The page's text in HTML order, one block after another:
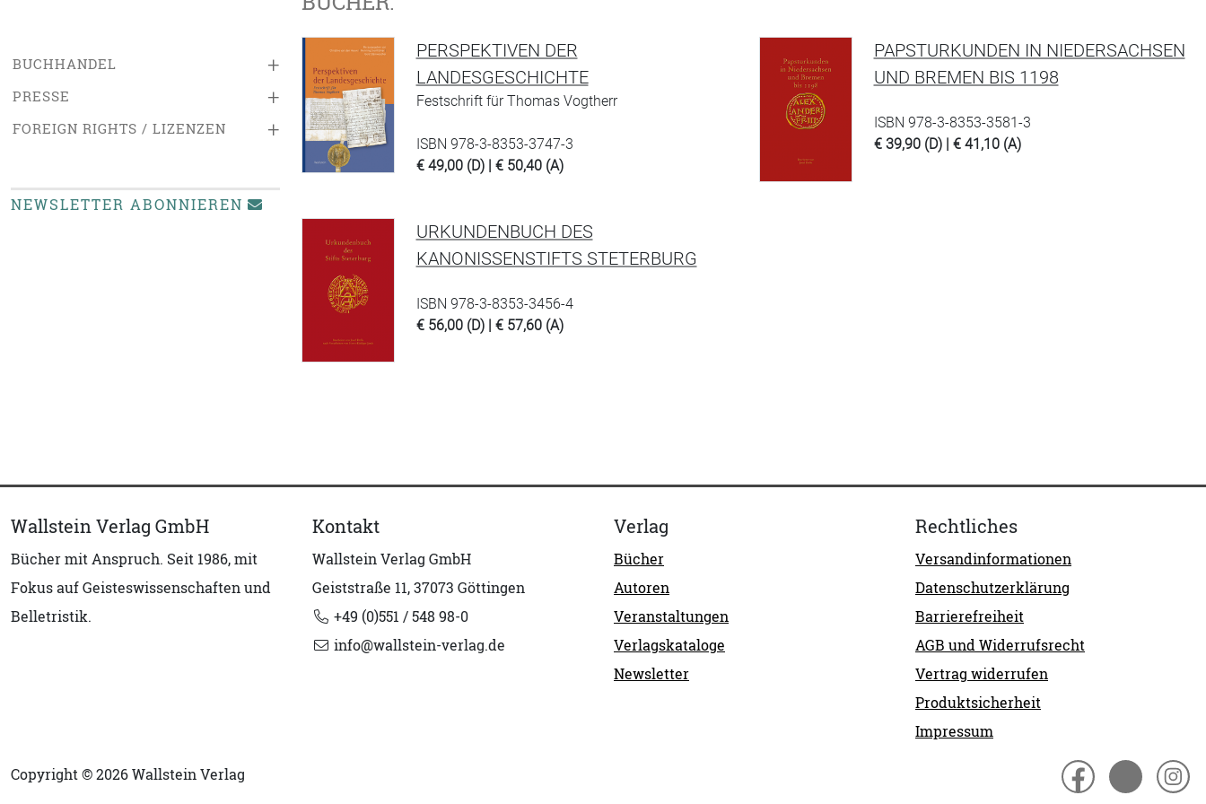
+
BUCHHANDEL
+
PRESSE
+
FOREIGN RIGHTS / LIZENZEN
NEWSLETTER ABONNIEREN
PERSPEKTIVEN DER
LANDESGESCHICHTE
Festschrift für Thomas Vogtherr
ISBN 978-3-8353-3747-3
€ 49,00 (D) | € 50,40 (A)
PAPSTURKUNDEN IN NIEDERSACHSEN
UND BREMEN BIS 1198
ISBN 978-3-8353-3581-3
€ 39,90 (D) | € 41,10 (A)
URKUNDENBUCH DES
KANONISSENSTIFTS STETERBURG
ISBN 978-3-8353-3456-4
€ 56,00 (D) | € 57,60 (A)
Wallstein Verlag GmbH
Bücher mit Anspruch. Seit 1986, mit
Fokus auf Geisteswissenschaften und
Belletristik.
Kontakt
Wallstein Verlag GmbH
Geiststraße 11, 37073 Göttingen
+49 (0)551 / 548 98-0
info@wallstein-verlag.de
Verlag
Bücher
Autoren
Veranstaltungen
Verlagskataloge
Newsletter
Rechtliches
Versandinformationen
Datenschutzerklärung
Barrierefreiheit
AGB und Widerrufsrecht
Vertrag widerrufen
Produktsicherheit
Impressum
Copyright © 2026 Wallstein Verlag